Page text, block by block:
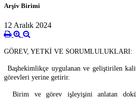
Arşiv Birimi
12 Aralık 2024
GÖREV, YETKİ VE SORUMLULUKLARI:
Başhekimlikçe uygulanan ve geliştirilen
görevleri yerine getirir.
Birim ve görev işleyişini anlatan